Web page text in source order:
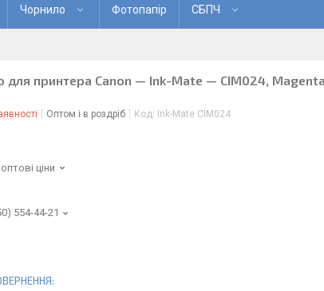
Чорнило Фотопапір СБПЧ
для принтера Canon — Ink-Mate — CIM024,
Оптом і в роздріб Код: Ink-Mate CIM024
ціни
554-44-21